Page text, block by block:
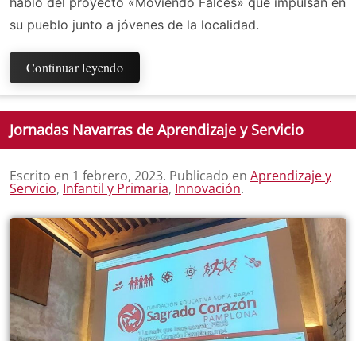
su pueblo junto a jóvenes de la localidad.
Continuar leyendo
Jornadas Navarras de Aprendizaje y Servicio
Escrito en 1 febrero, 2023. Publicado en Aprendizaje y
Servicio, Infantil y Primaria, Innovación.